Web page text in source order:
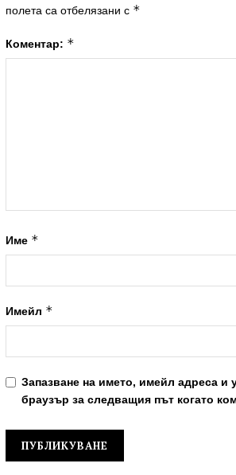
полета са отбелязани с *
Коментар: *
Име *
Имейл *
Запазване на името, имейл адреса и
браузър за следващия път когато